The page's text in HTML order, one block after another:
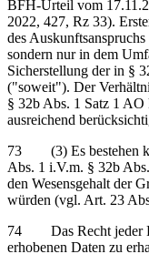
BFH-Urteil vom
2022, 427, Rz 33).
des
sondern nur in dem
Sicherstellung der in §
("soweit"). Der
§ 32b Abs. 1 Satz 1
ausreichend
73 (3) Es bestehen
Abs. 1 i.V.m. § 32b
den Wesensgehalt der
würden (vgl. Art. 23
74 Das Recht jeder
erhobenen Daten zu